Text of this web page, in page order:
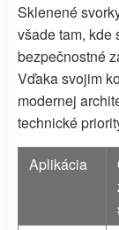
Sklenené
všade tam, kde
bezpečnostné
Vďaka svojim
modernej
technické
Aplikácia